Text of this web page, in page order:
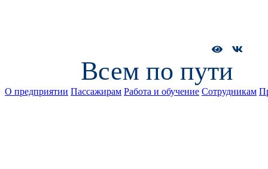
Всем по пути
О предприятии Пассажирам Работа и обучение Сотрудникам